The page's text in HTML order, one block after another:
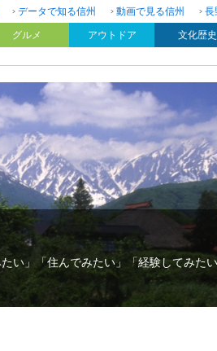
データで知る信州 動画で見る信州 長
グルメ アウトドア 文化歴史
」「住んでみたい」「経験してみた